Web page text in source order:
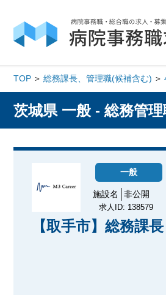
TOP 総務課長、管理職(候補含む)
茨城県 一般 - 総務管理
一般
施設名 非公開
求人ID: 138579
【取手市】総務課